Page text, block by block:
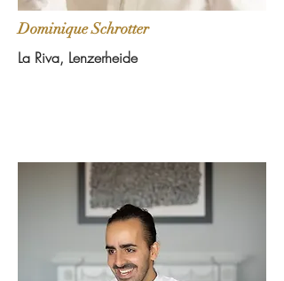
Dominique Schrotter
La Riva, Lenzerheide